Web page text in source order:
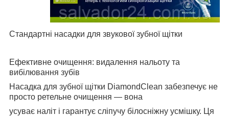
Стандартні насадки для звукової зубної щітки
Ефективне очищення: видалення нальоту та
вибілювання зубів
Насадка для зубної щітки DiamondClean забезпечує не
просто ретельне очищення — вона
усуває наліт і гарантує сліпучу білосніжну усмішку. Ця